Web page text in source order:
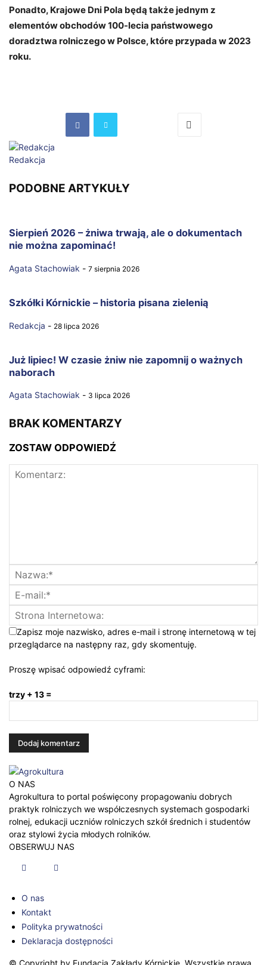
Ponadto, Krajowe Dni Pola będą także jednym z
elementów obchodów 100-lecia państwowego
doradztwa rolniczego w Polsce, które przypada w 2023
roku.
Redakcja
PODOBNE ARTYKUŁY
Sierpień 2026 – żniwa trwają, ale o dokumentach
nie można zapominać!
Agata Stachowiak - 7 sierpnia 2026
Szkółki Kórnickie – historia pisana zielenią
Redakcja - 28 lipca 2026
Już lipiec! W czasie żniw nie zapomnij o ważnych
naborach
Agata Stachowiak - 3 lipca 2026
BRAK KOMENTARZY
ZOSTAW ODPOWIEDŹ
Zapisz moje nazwisko, adres e-mail i stronę internetową w tej
przeglądarce na następny raz, gdy skomentuję.
Proszę wpisać odpowiedź cyframi:
trzy + 13 =
O NAS
Agrokultura to portal poświęcony propagowaniu dobrych
praktyk rolniczych we współczesnych systemach gospodarki
rolnej, edukacji uczniów rolniczych szkół średnich i studentów
oraz stylowi życia młodych rolników.
OBSERWUJ NAS
O nas
Kontakt
Polityka prywatności
Deklaracja dostępności
© Copyright by Fundacja Zakłady Kórnickie. Wszystkie prawa